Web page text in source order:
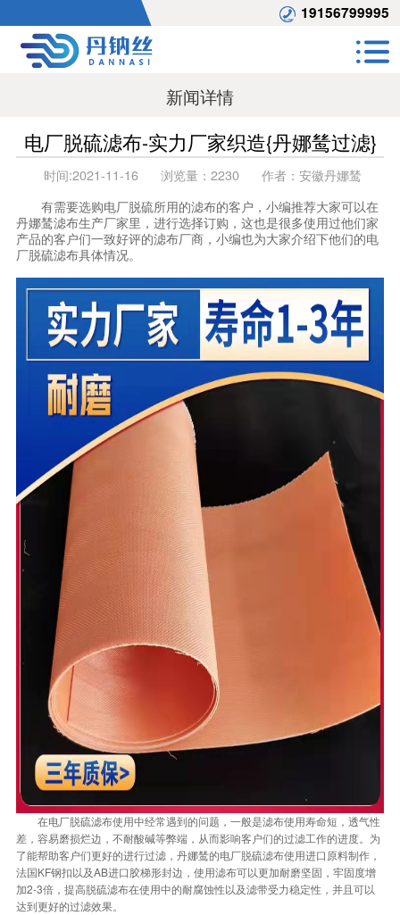
19156799995
新闻详情
电厂脱硫滤布-实力厂家织造{丹娜鸶过滤}
时间:2021-11-16 浏览量： 2230 作者： 安徽丹娜鸶
有需要选购电厂脱硫所用的滤布的客户，小编推荐大家可以在
丹娜鸶滤布生产厂家里，进行选择订购，这也是很多使用过他们家
产品的客户们一致好评的滤布厂商，小编也为大家介绍下他们的电
厂脱硫滤布具体情况。
在电厂脱硫滤布使用中经常遇到的问题，一般是滤布使用寿命短，透气性
差，容易磨损烂边，不耐酸碱等弊端，从而影响客户们的过滤工作的进度。为
了能帮助客户们更好的进行过滤，丹娜鸶的电厂脱硫滤布使用进口原料制作，
法国KF钢扣以及AB进口胶梯形封边，使用滤布可以更加耐磨坚固，牢固度增
加2-3倍，提高脱硫滤布在使用中的耐腐蚀性以及滤带受力稳定性，并且可以
达到更好的过滤效果。